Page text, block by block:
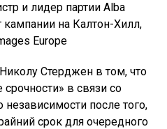
и лидер партии Alba
на Калтон-Хилл,
Europe
Стерджен в том, что
срочности» в связи со
после того,
срок для очередного